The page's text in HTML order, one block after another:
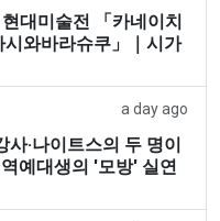
대미술전 「카네이치
와바라슈쿠」｜시가
a day ago
·나이트스의 두 명이
예대생의 '모방' 실연